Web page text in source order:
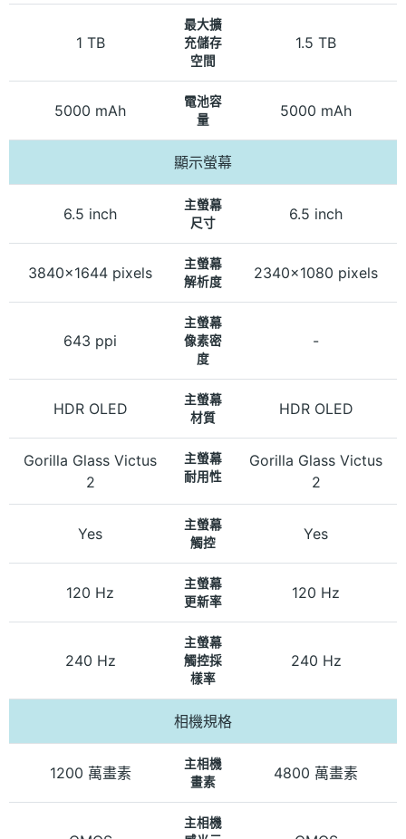
1 TB
最大擴
充儲存
空間
1.5 TB
5000 mAh
電池容
量
5000 mAh
顯示螢幕
6.5 inch
主螢幕
尺寸
6.5 inch
3840x1644 pixels
主螢幕
解析度
2340x1080 pixels
643 ppi
主螢幕
像素密
度
-
HDR OLED
主螢幕
材質
HDR OLED
Gorilla Glass Victus
2
主螢幕
耐用性
Gorilla Glass Victus
2
Yes
主螢幕
觸控
Yes
120 Hz
主螢幕
更新率
120 Hz
240 Hz
主螢幕
觸控採
樣率
240 Hz
相機規格
1200 萬畫素
主相機
畫素
4800 萬畫素
主相機